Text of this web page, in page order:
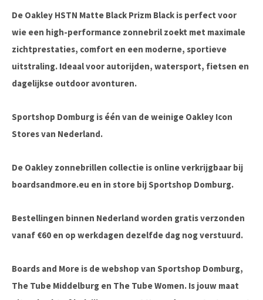
De Oakley HSTN Matte Black Prizm Black is perfect voor
wie een high-performance zonnebril zoekt met maximale
zichtprestaties, comfort en een moderne, sportieve
uitstraling. Ideaal voor autorijden, watersport, fietsen en
dagelijkse outdoor avonturen.
Sportshop Domburg is één van de weinige Oakley Icon
Stores van Nederland.
De Oakley zonnebrillen collectie is online verkrijgbaar bij
boardsandmore.eu en in store bij Sportshop Domburg.
Bestellingen binnen Nederland worden gratis verzonden
vanaf €60 en op werkdagen dezelfde dag nog verstuurd.
Boards and More is de webshop van Sportshop Domburg,
The Tube Middelburg en The Tube Women. Is jouw maat